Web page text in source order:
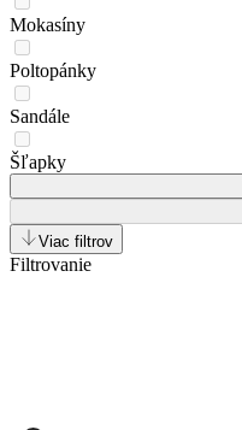
Mokasíny
Poltopánky
Sandále
Šľapky
Viac filtrov
Filtrovanie